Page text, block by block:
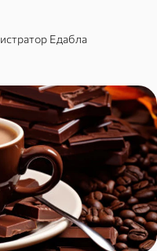
Едабла